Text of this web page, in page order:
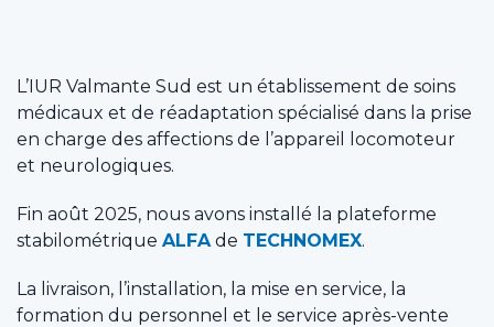
L’IUR Valmante Sud est un établissement de soins
médicaux et de réadaptation spécialisé dans la prise
en charge des affections de l’appareil locomoteur
et neurologiques.
Fin août 2025, nous avons installé la plateforme
stabilométrique ALFA de TECHNOMEX.
La livraison, l’installation, la mise en service, la
formation du personnel et le service après-vente